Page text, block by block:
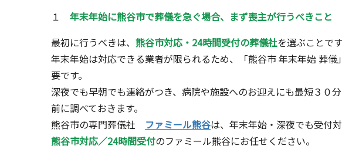
１ 年末年始に熊谷市で葬儀を急ぐ場合、まず喪主が行うべきこと
最初に行うべきは、 熊谷市対応・24時間受付の葬儀社を選ぶことです
年末年始は対応できる業者が限られるため、「熊谷市 年末年始 葬
要です。
深夜でも早朝でも連絡がつき、病院や施設へのお迎えにも最短３０
前に調べておきます。
熊谷市の専門葬儀社 ファミール熊谷は、年末年始・深夜でも受付対
熊谷市対応／24時間受付のファミール熊谷にお任せください。